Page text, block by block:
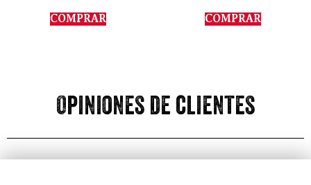
COMPRAR COMPRAR
Opiniones de clientes